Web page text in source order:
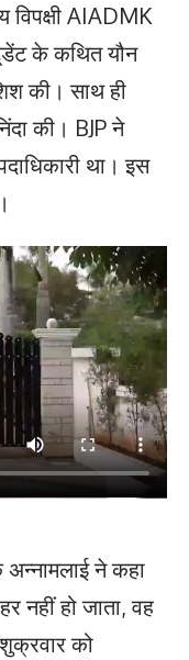
AIADMK
के कथित यौन
की। साथ ही
की। BJP ने
था। इस
ने कहा
नहीं हो जाता, वह
को